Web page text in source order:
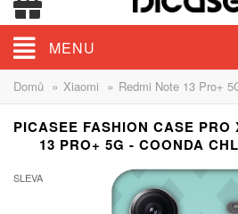
MENU
Domů » Xiaomi » Redmi Note 13 Pro+
PICASEE FASHION CASE PRO
13 PRO+ 5G - COONDA
SLEVA